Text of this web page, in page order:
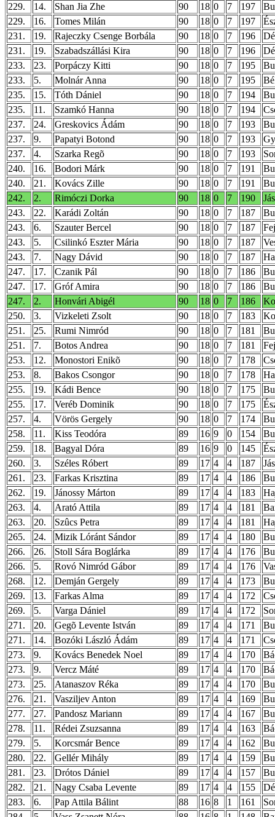
229.
14. Shan Jia Zhe 90 18 0 7 197
229.
16. Tomes Milán 90 18 0 7 197
231.
19. Rajeczky Csenge Borbála 90 18 0 7 196
231.
19. Szabadszállási Kira 90 18 0 7 196
233.
23. Porpáczy Kitti 90 18 0 7 195
233.
5. Molnár Anna 90 18 0 7 195
235.
15. Tóth Dániel 90 18 0 7 194
235.
11. Szamkó Hanna 90 18 0 7 194
237.
24. Greskovics Ádám 90 18 0 7 193
237.
9. Papatyi Botond 90 18 0 7 193
237.
4. Szarka Regõ 90 18 0 7 193
240.
16. Bodori Márk 90 18 0 7 191
240.
21. Kovács Zille 90 18 0 7 191
242.
2. Rimóczi Dorka 90 18 0 7 190
243.
22. Karádi Zoltán 90 18 0 7 187
243.
6. Szauter Bercel 90 18 0 7 187
243.
5. Csilinkó Eszter Mária 90 18 0 7 187
243.
7. Nagy Dávid 90 18 0 7 187
247.
17. Czanik Pál 90 18 0 7 186
247.
17. Gróf Amira 90 18 0 7 186
247.
2. Honvári Abigél 90 18 0 7 186
250.
3. Vizkeleti Zsolt 90 18 0 7 183
251.
25. Rumi Nimród 90 18 0 7 181
251.
7. Botos Andrea 90 18 0 7 181
253.
12. Monostori Enikõ 90 18 0 7 178
253.
8. Bakos Csongor 90 18 0 7 178
255.
19. Kádi Bence 90 18 0 7 175
255.
17. Veréb Dominik 90 18 0 7 175
257.
4. Vörös Gergely 90 18 0 7 174
258.
11. Kiss Teodóra 89 16 9 0 154
259.
18. Bagyal Dóra 89 16 9 0 145
260.
3. Széles Róbert 89 17 4 4 187
261.
23. Farkas Krisztina 89 17 4 4 186
262.
19. Jánossy Márton 89 17 4 4 183
263.
4. Arató Attila 89 17 4 4 181
263.
20. Szûcs Petra 89 17 4 4 181
265.
24. Mizik Lóránt Sándor 89 17 4 4 180
266.
26. Stoll Sára Boglárka 89 17 4 4 176
266.
5. Rovó Nimród Gábor 89 17 4 4 176
268.
12. Demján Gergely 89 17 4 4 173
269.
13. Farkas Alma 89 17 4 4 172
269.
5. Varga Dániel 89 17 4 4 172
271.
20. Gegõ Levente István 89 17 4 4 171
271.
14. Bozóki László Ádám 89 17 4 4 171
273.
9. Kovács Benedek Noel 89 17 4 4 170
273.
9. Vercz Máté 89 17 4 4 170
273.
25. Atanaszov Réka 89 17 4 4 170
276.
21. Vasziljev Anton 89 17 4 4 169
277.
27. Pandosz Mariann 89 17 4 4 167
278.
11. Rédei Zsuzsanna 89 17 4 4 163
279.
5. Korcsmár Bence 89 17 4 4 162
280.
22. Gellér Mihály 89 17 4 4 159
281.
23. Drótos Dániel 89 17 4 4 157
282.
21. Nagy Csaba Levente 89 17 4 4 155
283.
6. Pap Attila Bálint 88 16 8 1 161